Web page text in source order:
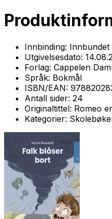
Innbinding: Innbundet
Utgivelsesdato:
Forlag: Cappelen
Språk: Bokmål
ISBN/EAN:
Antall sider: 24
Originaltittel: Romeo
Kategorier: